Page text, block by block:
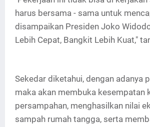
harus bersama - sama untuk
disampaikan Presiden Joko
Lebih Cepat, Bangkit Lebih Kuat,"
Sekedar diketahui, dengan adanya
maka akan membuka kesempatan
persampahan, menghasilkan nilai
sampah rumah tangga, serta